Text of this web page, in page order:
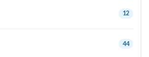
12
44